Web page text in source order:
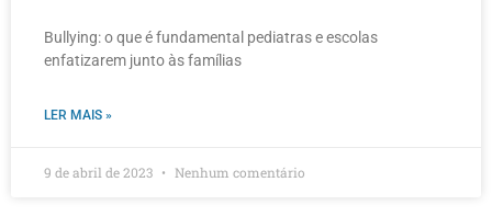
Bullying: o que é fundamental pediatras e escolas
enfatizarem junto às famílias
LER MAIS »
9 de abril de 2023 Nenhum comentário